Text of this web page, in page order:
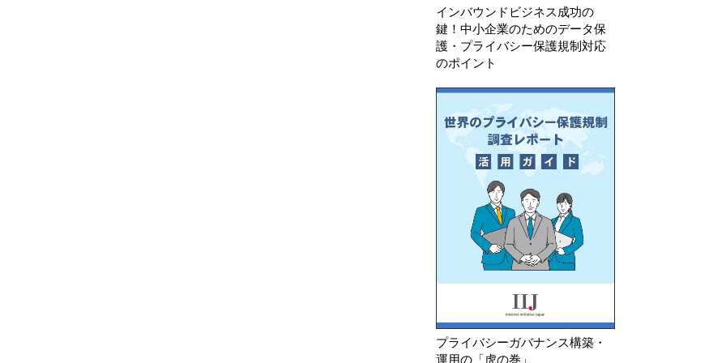
インバウンドビジネス成功の
鍵！中小企業のためのデータ保
護・プライバシー保護規制対応
のポイント
プライバシーガバナンス構築・
運用の「虎の巻」